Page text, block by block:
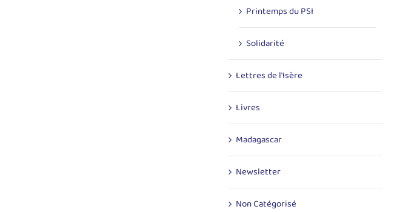
Printemps du PSI
Solidarité
Lettres de l'Isère
Livres
Madagascar
Newsletter
Non Catégorisé